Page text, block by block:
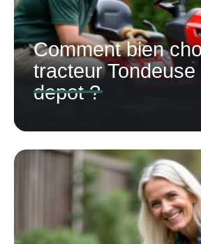
Comment bien
tracteur Tondeuse
depot ?